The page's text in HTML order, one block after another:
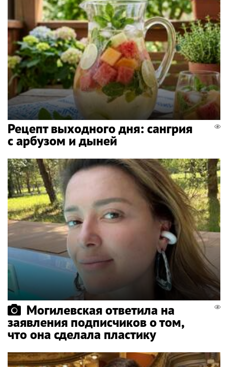
Рецепт выходного дня: сангрия
с арбузом и дыней
Могилевская ответила на
заявления подписчиков о том,
что она сделала пластику